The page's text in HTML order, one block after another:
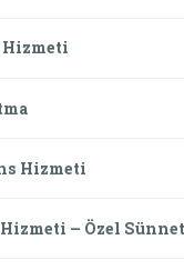
Hizmeti
Hizmeti
– Özel